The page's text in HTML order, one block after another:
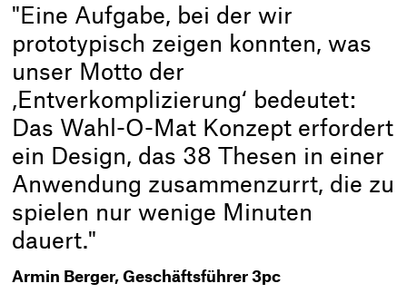
"Eine Aufgabe, bei der wir
prototypisch zeigen konnten, was
unser Motto der
‚Entverkomplizierung‘ bedeutet:
Das Wahl-O-Mat Konzept erfordert
ein Design, das 38 Thesen in einer
Anwendung zusammenzurrt, die zu
spielen nur wenige Minuten
dauert."
Armin Berger, Geschäftsführer 3pc